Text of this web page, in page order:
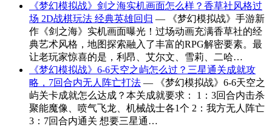
《梦幻模拟战》剑之海实机画面怎么样？香草社风格过
场 2D战棋玩法 经典英雄回归 — 《梦幻模拟战》手游新
作《剑之海》实机画面曝光！过场动画充满香草社的经
典艺术风格，地图探索融入了丰富的RPG解密要素。最
让老玩家惊喜的是，利昂、艾尔文、雪莉、二哈…
《梦幻模拟战》6-6天空之屿怎么过？三星通关成就攻
略，7回合内无人阵亡打法 — 《梦幻模拟战》6-6天空之
屿关卡成就怎么达成？本关成就要求： 1：3回合内击杀
聚能魔像、喷气飞龙、机械战士各1个 2：我方无人阵亡
3：7回合内通关 想要三星通…